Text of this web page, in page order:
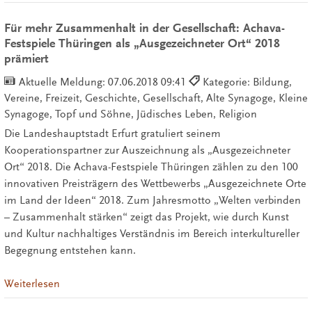
Für mehr Zusammenhalt in der Gesellschaft: Achava-
Festspiele Thüringen als „Ausgezeichneter Ort“ 2018
prämiert
Aktuelle Meldung: 07.06.2018 09:41
Kategorie: Bildung,
Vereine, Freizeit, Geschichte, Gesellschaft, Alte Synagoge, Kleine
Synagoge, Topf und Söhne, Jüdisches Leben, Religion
Die Landeshauptstadt Erfurt gratuliert seinem
Kooperationspartner zur Auszeichnung als „Ausgezeichneter
Ort“ 2018. Die Achava-Festspiele Thüringen zählen zu den 100
innovativen Preisträgern des Wettbewerbs „Ausgezeichnete Orte
im Land der Ideen“ 2018. Zum Jahresmotto „Welten verbinden
– Zusammenhalt stärken“ zeigt das Projekt, wie durch Kunst
und Kultur nachhaltiges Verständnis im Bereich interkultureller
Begegnung entstehen kann.
Weiterlesen